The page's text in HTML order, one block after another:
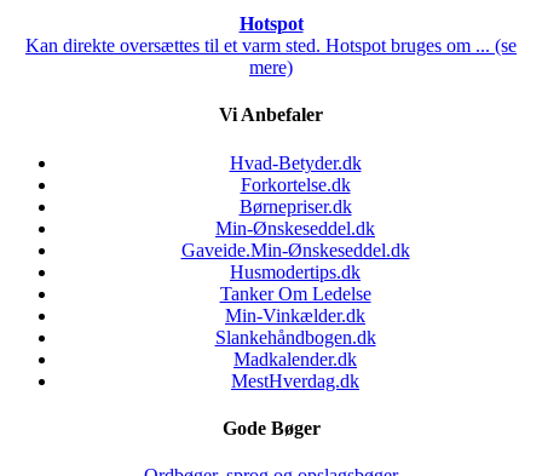
Hotspot
Kan direkte oversættes til et varm sted. Hotspot bruges om ... (se
mere)
Vi Anbefaler
Hvad-Betyder.dk
Forkortelse.dk
Børnepriser.dk
Min-Ønskeseddel.dk
Gaveide.Min-Ønskeseddel.dk
Husmodertips.dk
Tanker Om Ledelse
Min-Vinkælder.dk
Slankehåndbogen.dk
Madkalender.dk
MestHverdag.dk
Gode Bøger